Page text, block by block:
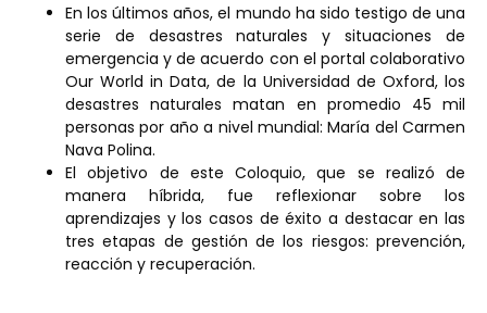
En los últimos años, el mundo ha sido testigo de una
serie de desastres naturales y situaciones de
emergencia y de acuerdo con el portal colaborativo
Our World in Data, de la Universidad de Oxford, los
desastres naturales matan en promedio 45 mil
personas por año a nivel mundial: María del Carmen
Nava Polina.
El objetivo de este Coloquio, que se realizó de
manera híbrida, fue reflexionar sobre los
aprendizajes y los casos de éxito a destacar en las
tres etapas de gestión de los riesgos: prevención,
reacción y recuperación.